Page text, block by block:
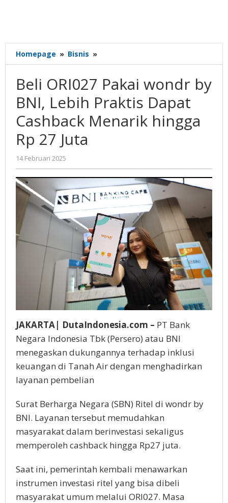
Homepage » Bisnis »
ORI027
wondr
by
BNI,
Lebih
Praktis
hingga
27
Juta
Beli ORI027 Pakai wondr by
BNI, Lebih Praktis Dapat
Cashback Menarik hingga
Rp 27 Juta
14 Februari 2025
Gatot
Susanto
JAKARTA| DutaIndonesia.com – PT Bank
Negara Indonesia Tbk (Persero) atau BNI
menegaskan dukungannya terhadap inklusi
keuangan di Tanah Air dengan menghadirkan
layanan pembelian
Surat Berharga Negara (SBN) Ritel di wondr by
BNI. Layanan tersebut memudahkan
masyarakat dalam berinvestasi sekaligus
memperoleh cashback hingga Rp27 juta.
Saat ini, pemerintah kembali menawarkan
instrumen investasi ritel yang bisa dibeli
masyarakat umum melalui ORI027. Masa